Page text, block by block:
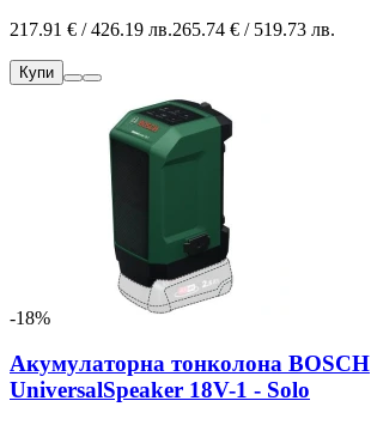
217.91 € / 426.19 лв.265.74 € / 519.73 лв.
Купи
-18%
Акумулаторна тонколона BOSCH
UniversalSpeaker 18V-1 - Solo